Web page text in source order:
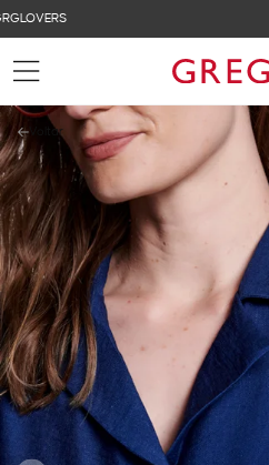
FRETE GRÁTIS NAS
Voltar